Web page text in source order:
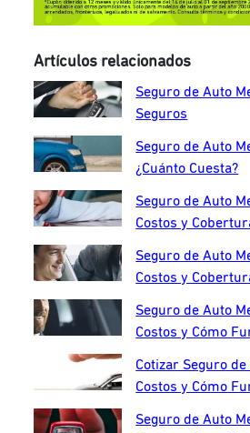
Artículos relacionados
Seguro de Auto
Seguros
Seguro de Auto
¿Cuánto Cuesta?
Seguro de Auto
Costos y
Seguro de Auto
Costos y
Seguro de Auto
Costos y Cómo
Cotizar Seguro
Costos y Cómo
Seguro de Auto